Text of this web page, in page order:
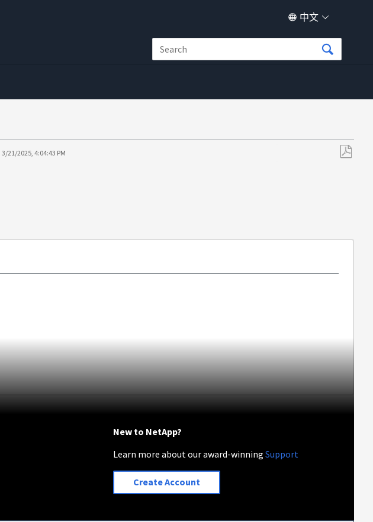
中文
3/21/2025, 4:04:43 PM
New to NetApp?
Learn more about our award-winningSupport
Create Account